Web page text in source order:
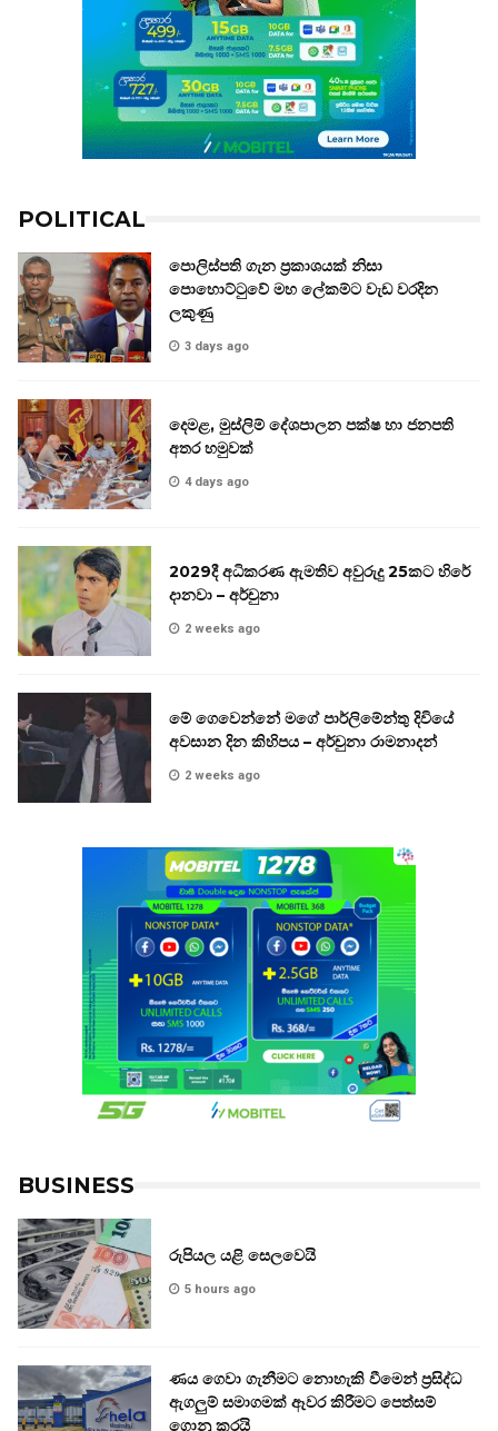
POLITICAL
පොලිස්පති ගැන ප්‍රකාශයක් නිසා
පොහොට්ටුවේ මහ ලේකම්ට වැඩ වරදින
ලකුණු
3 days ago
දෙමළ, මුස්ලිම් දේශපාලන පක්ෂ හා ජනපති
අතර හමුවක්
4 days ago
2029දී අධිකරණ ඇමතිව අවුරුදු 25කට හිරේ
දානවා – අර්චුනා
2 weeks ago
මේ ගෙවෙන්නේ මගේ පාර්ලිමේන්තු දිවියේ
අවසාන දින කිහිපය – අර්චුනා රාමනාදන්
2 weeks ago
BUSINESS
රුපියල යළි සෙලවෙයි
5 hours ago
ණය ගෙවා ගැනීමට නොහැකි වීමෙන් ප්‍රසිද්ධ
ඇගලුම් සමාගමක් ඈවර කිරීමට පෙත්සම්
ගොනු කරයි